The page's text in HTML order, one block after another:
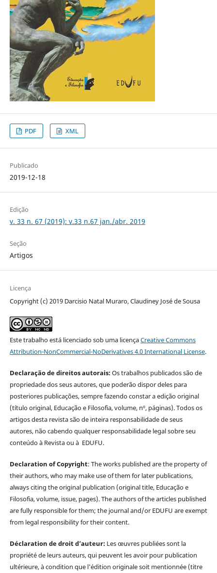
PDF XML
Publicado
2019-12-18
Edição
v. 33 n. 67 (2019): v.33 n.67 jan./abr. 2019
Seção
Artigos
Licença
Copyright (c) 2019 Darcisio Natal Muraro, Claudiney José de Sousa
Este trabalho está licenciado sob uma licençaCreative Commons
Attribution-NonCommercial-NoDerivatives 4.0 International License.
Declaração de direitos autorais:Os trabalhos publicados são de
propriedade dos seus autores, que poderão dispor deles para
posteriores publicações, sempre fazendo constar a edição original
(título original, Educação e Filosofia, volume, nº, páginas). Todos os
artigos desta revista são de inteira responsabilidade de seus
autores, não cabendo qualquer responsabilidade legal sobre seu
conteúdo à Revista ou à EDUFU.
Declaration of Copyright: The works published are the property of
their authors, who may make use of them for later publications,
always citing the original publication (original title, Educação e
Filosofia, volume, issue, pages). The authors of the articles published
are fully responsible for them; the journal and/or EDUFU are exempt
from legal responsibility for their content.
Déclaration de droit d’auteur: Les œuvres publiées sont la
propriété de leurs auteurs, qui peuvent les avoir pour publication
ultérieure, à condition que l'édition originale soit mentionnée (titre